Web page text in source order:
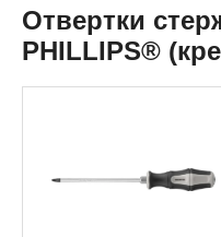
Отвертки
PHILLIPS®